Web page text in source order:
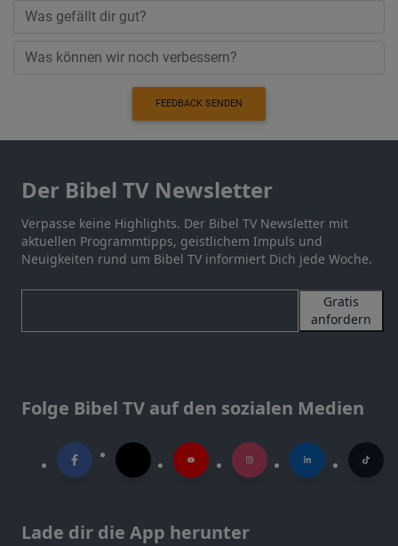
FEEDBACK SENDEN
Der Bibel TV Newsletter
Verpasse keine Highlights. Der Bibel TV Newsletter mit
aktuellen Programmtipps, geistlichem Impuls und
Neuigkeiten rund um Bibel TV informiert Dich jede Woche.
Gratis
anfordern
Folge Bibel TV auf den sozialen Medien
Lade dir die App herunter